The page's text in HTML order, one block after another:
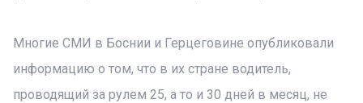
Многие СМИ в Боснии и Герцеговине опубликовали
информацию о том, что в их стране водитель,
проводящий за рулем 25, а то и 30 дней в месяц, не